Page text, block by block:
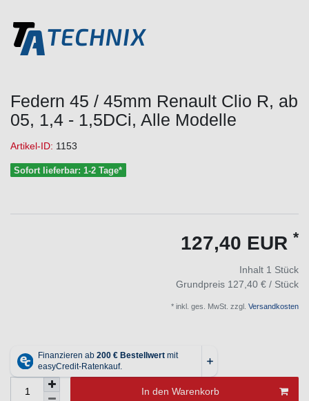
Federn 45 / 45mm Renault Clio R, ab
05, 1,4 - 1,5DCi, Alle Modelle
Artikel-ID: 1153
Sofort lieferbar: 1-2 Tage*
127,40 EUR *
Inhalt 1 Stück
Grundpreis 127,40 € / Stück
* inkl. ges. MwSt. zzgl. Versandkosten
In den Warenkorb